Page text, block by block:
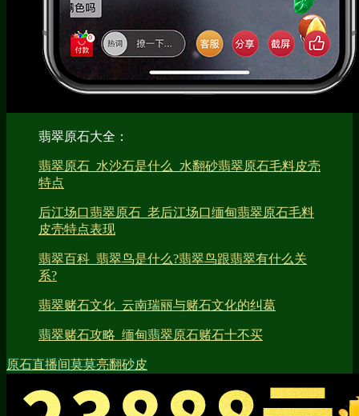
翡翠原石大全：
翡翠原石_水沙石是什么_水翻砂翡翠原石毛料皮壳
特点
后江场口翡翠原石_老后江场口缅甸翡翠原石毛料
皮壳特点表现
翡翠百科_翡翠鸟是什么?翡翠鸟跟翡翠有什么关
系?
翡翠赌石文化_云南瑞丽与赌石文化的纠葛
翡翠赌石攻略_缅甸翡翠原石赌石十不买
原石直播间莫莫亮翻砂皮